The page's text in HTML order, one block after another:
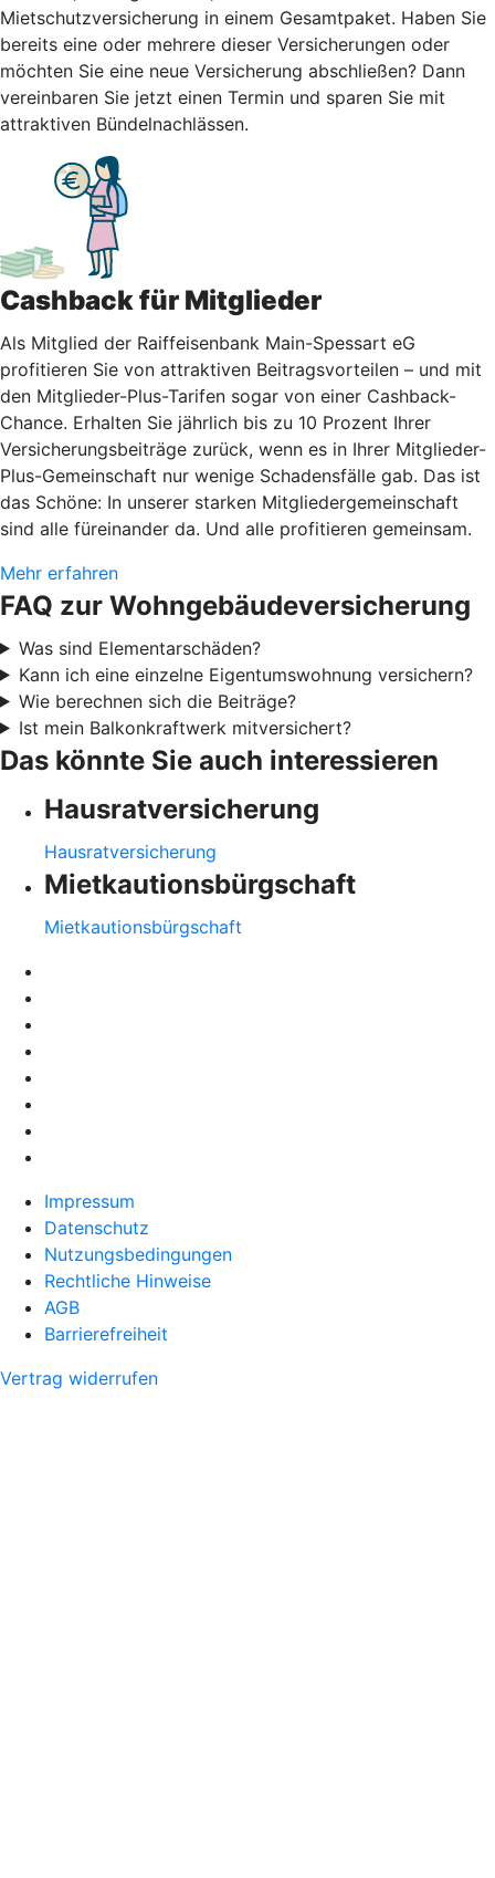
Mietschutzversicherung in einem Gesamtpaket. Haben Sie
bereits eine oder mehrere dieser Versicherungen oder
möchten Sie eine neue Versicherung abschließen? Dann
vereinbaren Sie jetzt einen Termin und sparen Sie mit
attraktiven Bündelnachlässen.
Cashback für Mitglieder
Als Mitglied der Raiffeisenbank Main-Spessart eG
profitieren Sie von attraktiven Beitragsvorteilen – und mit
den Mitglieder-Plus-Tarifen sogar von einer Cashback-
Chance. Erhalten Sie jährlich bis zu 10 Prozent Ihrer
Versicherungsbeiträge zurück, wenn es in Ihrer Mitglieder-
Plus-Gemeinschaft nur wenige Schadensfälle gab. Das ist
das Schöne: In unserer starken Mitgliedergemeinschaft
sind alle füreinander da. Und alle profitieren gemeinsam.
Mehr erfahren
FAQ zur Wohngebäudeversicherung
Was sind Elementarschäden?
Kann ich eine einzelne Eigentumswohnung versichern?
Wie berechnen sich die Beiträge?
Ist mein Balkonkraftwerk mitversichert?
Das könnte Sie auch interessieren
Hausratversicherung
Hausratversicherung
Mietkautionsbürgschaft
Mietkautionsbürgschaft
Impressum
Datenschutz
Nutzungsbedingungen
Rechtliche Hinweise
AGB
Barrierefreiheit
Vertrag widerrufen